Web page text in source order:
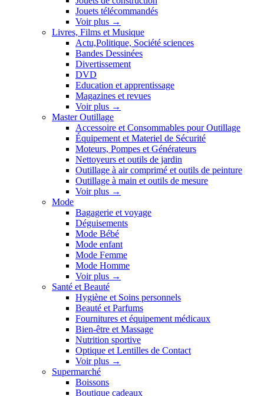
Jouets télécommandés
Voir plus →
Livres, Films et Musique
Actu,Politique, Société sciences
Bandes Dessinées
Divertissement
DVD
Education et apprentissage
Magazines et revues
Voir plus →
Master Outillage
Accessoire et Consommables pour Outillage
Équipement et Materiel de Sécurité
Moteurs, Pompes et Générateurs
Nettoyeurs et outils de jardin
Outillage à air comprimé et outils de peinture
Outillage à main et outils de mesure
Voir plus →
Mode
Bagagerie et voyage
Déguisements
Mode Bébé
Mode enfant
Mode Femme
Mode Homme
Voir plus →
Santé et Beauté
Hygiène et Soins personnels
Beauté et Parfums
Fournitures et équipement médicaux
Bien-être et Massage
Nutrition sportive
Optique et Lentilles de Contact
Voir plus →
Supermarché
Boissons
Boutique cadeaux